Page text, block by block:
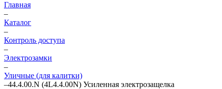
Главная
–
Каталог
–
Контроль доступа
–
Электрозамки
–
Уличные (для калитки)
–44.4.00.N (4L4.4.00N) Усиленная электрозащелка